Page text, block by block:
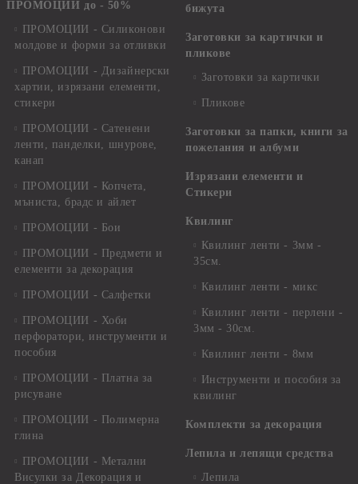
ПРОМОЦИИ до - 50%
ПРОМОЦИИ - Силиконови
молдове и форми за отливки
ПРОМОЦИИ - Дизайнерски
хартии, изрязани елементи,
стикери
ПРОМОЦИИ - Сатенени
ленти, панделки, шнурове,
канап
ПРОМОЦИИ - Копчета,
мъниста, брадс и айлет
ПРОМОЦИИ - Бои
ПРОМОЦИИ - Предмети и
елементи за декорация
ПРОМОЦИИ - Салфетки
ПРОМОЦИИ - Хоби
перфоратори, инструменти и
пособия
ПРОМОЦИИ - Платна за
рисуване
ПРОМОЦИИ - Полимерна
глина
ПРОМОЦИИ - Метални
Висулки за Декорация и
бижута
Заготовки за картички и
пликове
Заготовки за картички
Пликове
Заготовки за папки, книги за
пожелания и албуми
Изрязани елементи и
Стикери
Квилинг
Квилинг ленти - 3мм -
35см.
Квилинг ленти - микс
Квилинг ленти - перлени -
3мм - 30см.
Квилинг ленти - 8мм
Инструменти и пособия за
квилинг
Комплекти за декорация
Лепила и лепящи средства
Лепила